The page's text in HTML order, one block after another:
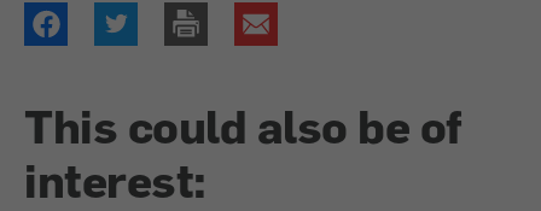
This could also be of
interest: